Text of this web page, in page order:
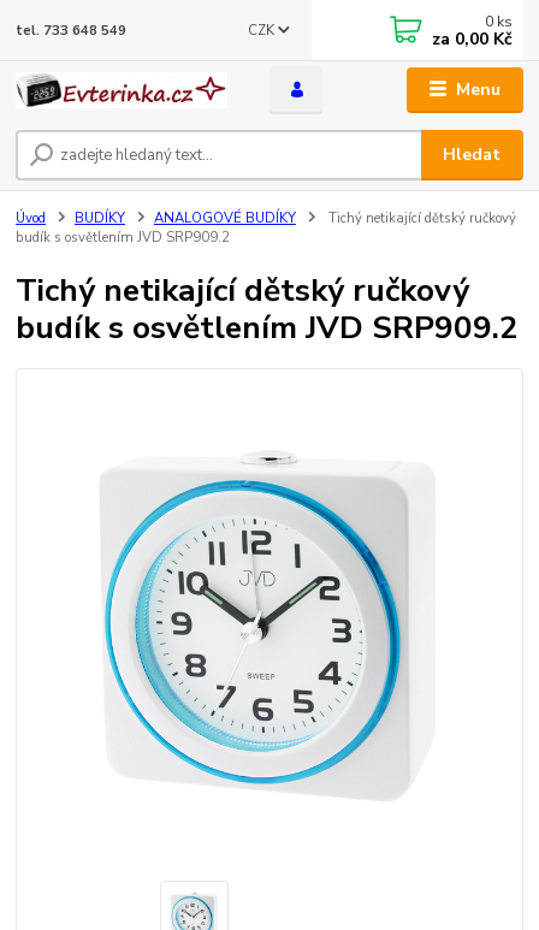
Menu
CZK
Hledat
tel. 733 648 549 0 ks
za 0,00 Kč
Úvod BUDÍKY ANALOGOVÉ BUDÍKY
Tichý netikající dětský ručkový
budík s osvětlením JVD SRP909.2
Tichý netikající dětský ručkový
budík s osvětlením JVD SRP909.2